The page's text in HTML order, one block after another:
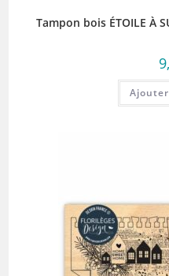
Tampon bois ÉTOILE À